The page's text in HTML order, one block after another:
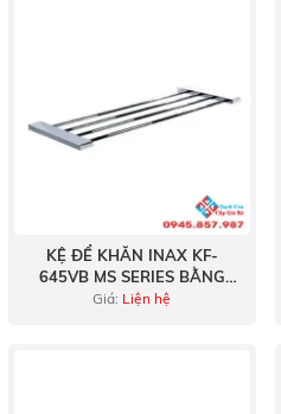
KỆ ĐỂ KHĂN INAX KF-
645VB MS SERIES BẰNG
INOX
Giá: Liện hệ